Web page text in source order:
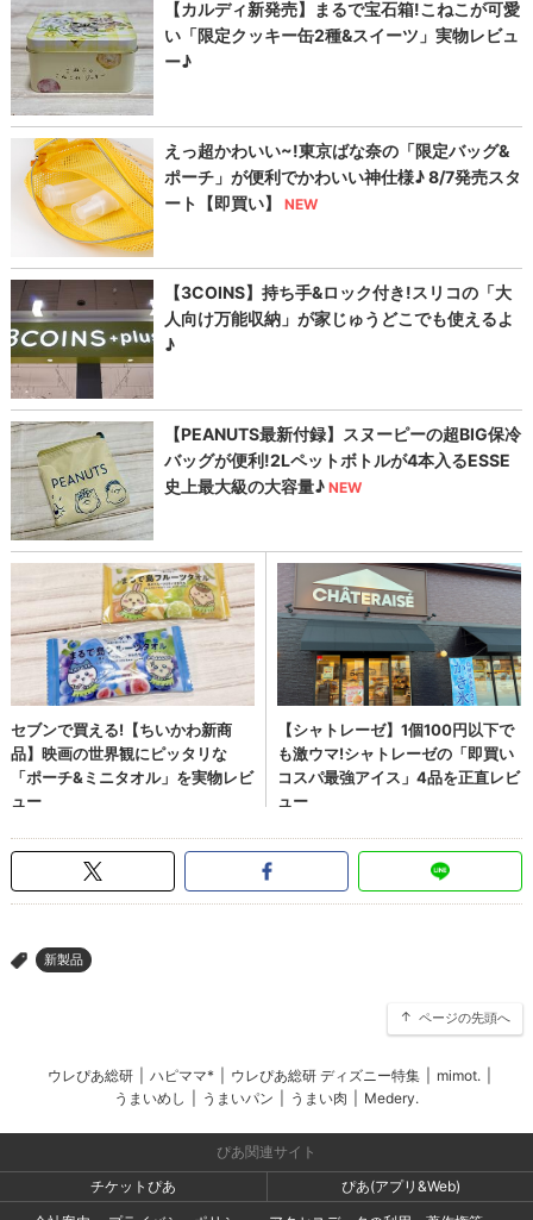
> 新製品
ページの先頭へ
ウレぴあ総研 ハピママ* ウレぴあ総研 ディズニー特集 mimot.
うまいめし
うまいパン うまい肉 Medery.
ぴあ関連サイト
チケットぴあ
ぴあ(アプリ&Web)